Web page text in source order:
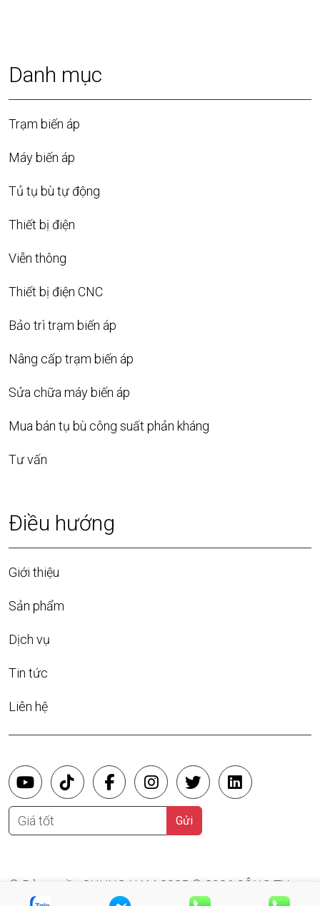
Danh mục
Trạm biến áp
Máy biến áp
Tủ tụ bù tự động
Thiết bị điện
Viễn thông
Thiết bị điện CNC
Bảo trì trạm biến áp
Nâng cấp trạm biến áp
Sửa chữa máy biến áp
Mua bán tụ bù công suất phản kháng
Tư vấn
Điều hướng
Giới thiệu
Sản phẩm
Dịch vụ
Tin tức
Liên hệ
Giá tốt Gửi
© Bản quyền CHUNG NAM 2025 © 2026 CÔNG TY